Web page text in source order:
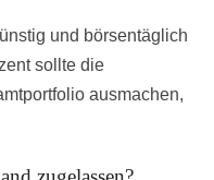
und börsentäglich
sollte die
ausmachen,